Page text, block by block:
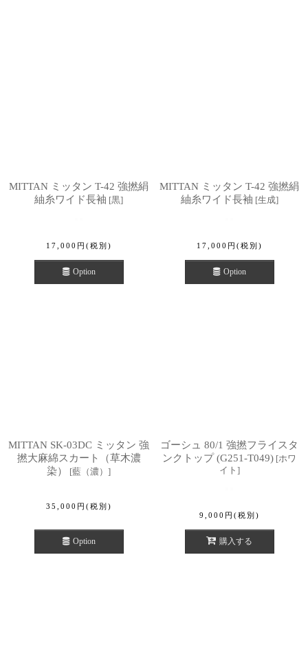
MITTAN ミッタン T-42 強撚絹
紬糸ワイド長袖 [黒]
17,000 円 (税別)
Option
MITTAN ミッタン T-42 強撚絹
紬糸ワイド長袖 [生成]
17,000 円 (税別)
Option
MITTAN SK-03DC ミッタン 強
撚大麻綿スカート（草木濃
染）
[藍（濃） ]
35,000 円 (税別)
Option
ゴーシュ 80/1 強撚フライスタ
ンクトップ (G251-T049) [ホワ
イト ]
9,000 円 (税別)
購入する